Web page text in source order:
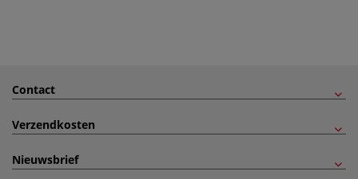
Contact
Verzendkosten
Nieuwsbrief